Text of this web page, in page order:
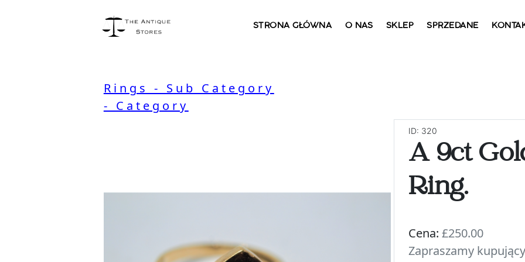
STRONA GŁÓWNA O NAS SKLEP SPRZEDANE
Rings - Sub Category
- Category
ID: 320
A 9ct
Ring.
Cena: £250.00
Zapraszamy